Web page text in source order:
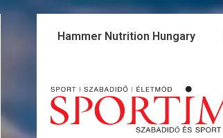
Hammer Nutrition Hungary